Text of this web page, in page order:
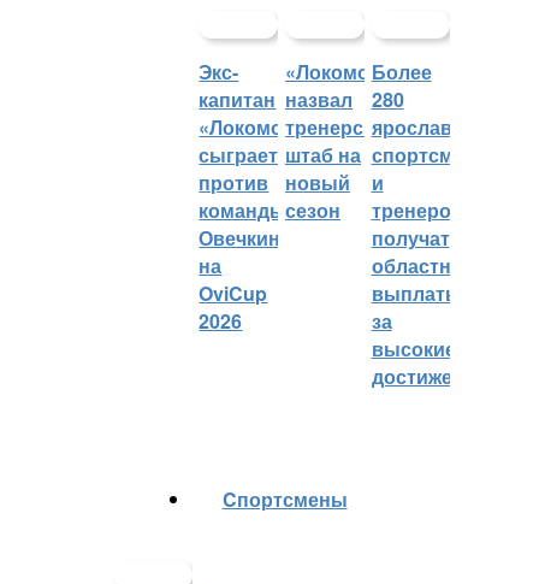
Экс-
капитан
«Локомотива»
сыграет
против
команды
Овечкина
на
OviCup
2026
«Локомотив»
назвал
тренерский
штаб на
новый
сезон
Более
280
ярославских
спортсменов
и
тренеров
получат
областные
выплаты
за
высокие
достижения
Cпортсмены